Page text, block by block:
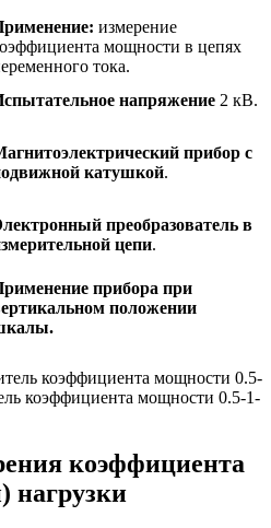
измерение
мощности в цепях
тока.
напряжение 2 кВ.
прибор с
катушкой.
преобразователь в
цепи.
прибора при
положении
коэффициента мощности 0.5-
коэффициента мощности 0.5-1-
коэффициента
нагрузки